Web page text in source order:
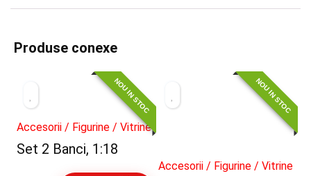
Produse conexe
NOU IN STOC
Accesorii / Figurine / Vitrine
Set 2 Banci, 1:18
NOU IN STOC
Accesorii / Figurine / Vitrine